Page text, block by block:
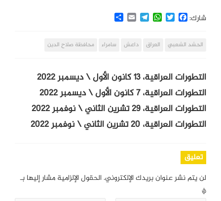
شارك: Facebook
Twitter
WhatsApp
Telegram
Email
Share
الحشد الشعبي العراق داعش سامراء محافظة صلاح الدين
التطورات العراقية، 13 كانون الأول \ ديسمبر 2022
التطورات العراقية، 7 كانون الأول \ ديسمبر 2022
التطورات العراقية، 29 تشرين الثاني \ نوفمبر 2022
التطورات العراقية، 20 تشرين الثاني \ نوفمبر 2022
تعليق
لن يتم نشر عنوان بريدك الإلكتروني. الحقول الإلزامية مشار إليها بـ
*